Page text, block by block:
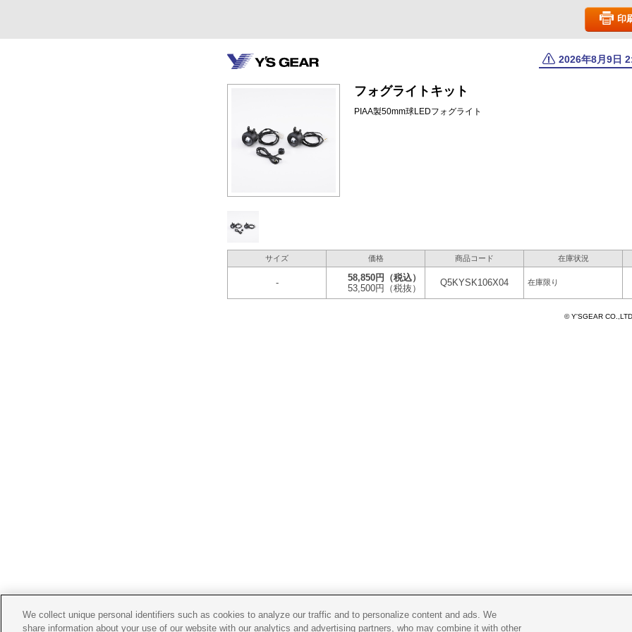
印
2026年8月9日
フォグライトキット
PIAA製50mm球LEDフォグライト
サイズ 価格 商品コード 在庫状況
- 58,850円
（税込）
53,500円
（税抜）
Q5KYSK106X04 在庫限り
© Y'SGEAR
We collect unique personal identifiers such as cookies to analyze our traffic and to personalize content and ads. We
share information about your use of our website with our analytics and advertising partners, who may combine it with other